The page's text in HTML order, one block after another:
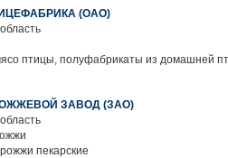
(ОАО)
птицы, полуфабрикаты из домашней
ЗАВОД (ЗАО)
пекарские